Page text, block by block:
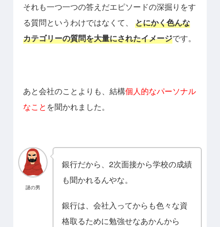
それも一つ一つの答えだエピソードの深掘りをす
る質問というわけではなくて、
とにかく色んな
カテゴリーの質問を大量にされたイメージです。
あと会社のことよりも、結構個人的なパーソナル
なこと を聞かれました。
謎の男
銀行だから、2次面接から学校の成績
も聞かれるんやな。
銀行は、会社入ってからも色々な資
格取るために勉強せなあかんから